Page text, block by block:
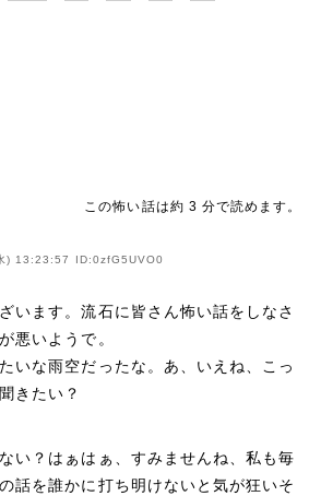
この怖い話は約 3 分で読めます。
) 13:23:57 ID:0zfG5UVO0
います。流石に皆さん怖い話をしなさ
悪いようで。
いな雨空だったな。あ、いえね、こっ
きたい？
い？はぁはぁ、すみませんね、私も毎
話を誰かに打ち明けないと気が狂いそ